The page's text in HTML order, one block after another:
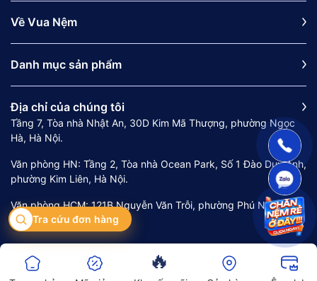
🔥
Về Vua Nệm
Danh mục sản phẩm
Địa chỉ của chúng tôi
Tầng 7, Tòa nhà Nhật An, 30D Kim Mã Thượng, phường Ngọc
Hà, Hà Nội.
Văn phòng HN: Tầng 2, Tòa nhà Ocean Park, Số 1 Đào Duy Anh,
phường Kim Liên, Hà Nội.
Văn phòng HCM: 121B Nguyễn Văn Trỗi, phường Phú Nhuận,
Thành phố Hồ Chí Minh.
Tra cứu đơn hàng